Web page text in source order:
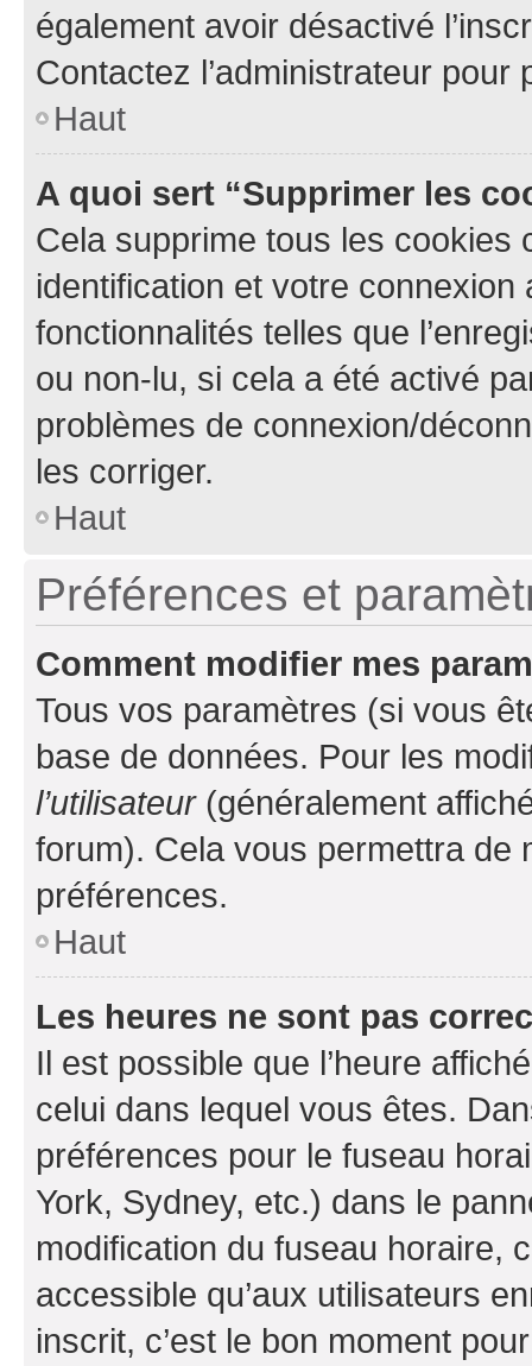
également avoir désactivé
Contactez l’administrateur
Haut
A quoi sert “Supprimer les
Cela supprime tous les cookies
identification et votre
fonctionnalités telles que
ou non-lu, si cela a été activé
problèmes de connexion/
les corriger.
Haut
Préférences et
Comment modifier mes
Tous vos paramètres (si vous
base de données. Pour les
l’utilisateur(généralement
forum). Cela vous permettra de
préférences.
Haut
Les heures ne sont pas
Il est possible que l’heure
celui dans lequel vous êtes.
préférences pour le fuseau
York, Sydney, etc.) dans le
modification du fuseau horaire,
accessible qu’aux utilisateurs
inscrit, c’est le bon moment